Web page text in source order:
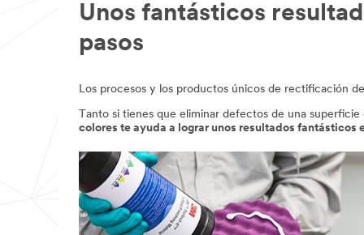
Unos fantásticos
pasos
Los procesos y los productos únicos de rectificación
Tanto si tienes que eliminar defectos de una
colores te ayuda a lograr unos resultados fantásticos